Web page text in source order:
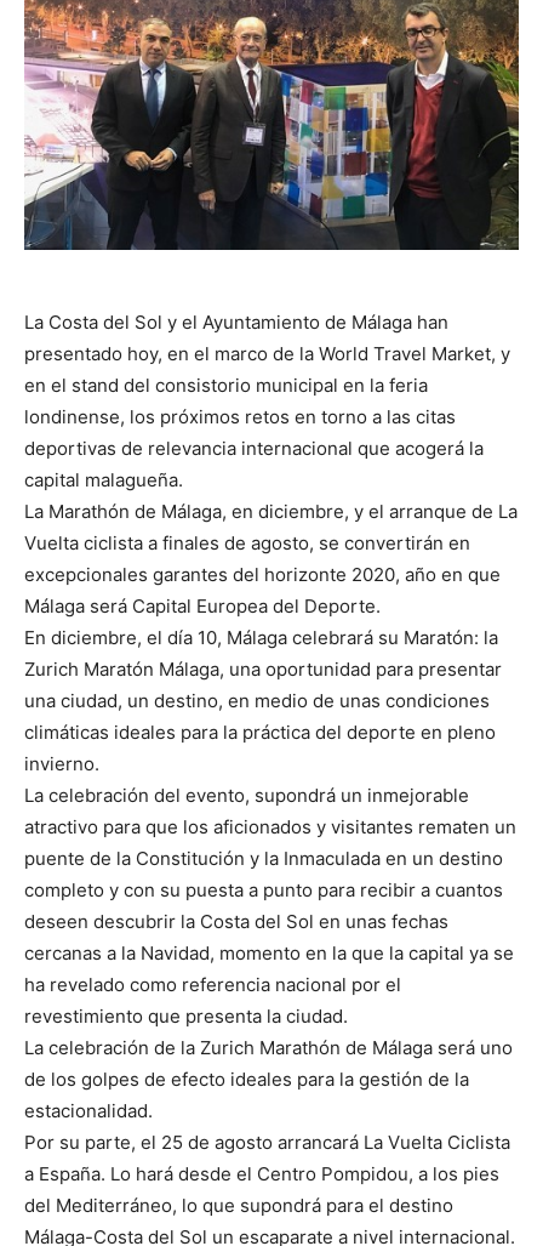
La Costa del Sol y el Ayuntamiento de Málaga han
presentado hoy, en el marco de la World Travel Market, y
en el stand del consistorio municipal en la feria
londinense, los próximos retos en torno a las citas
deportivas de relevancia internacional que acogerá la
capital malagueña.
La Marathón de Málaga, en diciembre, y el arranque de La
Vuelta ciclista a finales de agosto, se convertirán en
excepcionales garantes del horizonte 2020, año en que
Málaga será Capital Europea del Deporte.
En diciembre, el día 10, Málaga celebrará su Maratón: la
Zurich Maratón Málaga, una oportunidad para presentar
una ciudad, un destino, en medio de unas condiciones
climáticas ideales para la práctica del deporte en pleno
invierno.
La celebración del evento, supondrá un inmejorable
atractivo para que los aficionados y visitantes rematen un
puente de la Constitución y la Inmaculada en un destino
completo y con su puesta a punto para recibir a cuantos
deseen descubrir la Costa del Sol en unas fechas
cercanas a la Navidad, momento en la que la capital ya se
ha revelado como referencia nacional por el
revestimiento que presenta la ciudad.
La celebración de la Zurich Marathón de Málaga será uno
de los golpes de efecto ideales para la gestión de la
estacionalidad.
Por su parte, el 25 de agosto arrancará La Vuelta Ciclista
a España. Lo hará desde el Centro Pompidou, a los pies
del Mediterráneo, lo que supondrá para el destino
Málaga-Costa del Sol un escaparate a nivel internacional.